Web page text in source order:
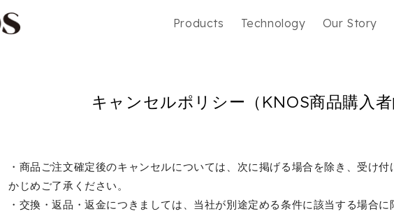
Products Technology Our Story
キャンセルポリシー（KNOS商品購入者
・商品ご注文確定後のキャンセルについては、次に掲げる場合を除き、受け
かじめご了承ください。
・交換・返品・返金につきましては、当社が別途定める条件に該当する場合に